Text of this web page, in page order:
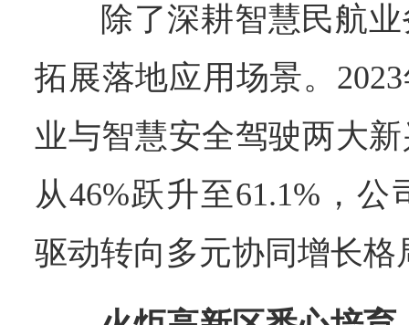
除了深耕智慧民航
拓展落地应用场景。
业与智慧安全驾驶两大
从46%跃升至61.1%，
驱动转向多元协同增长格